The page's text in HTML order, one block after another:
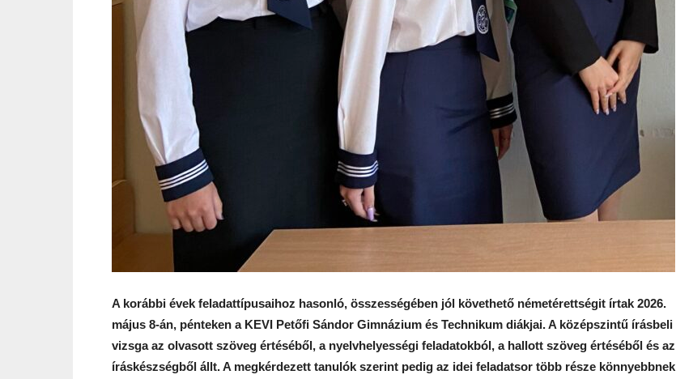
A korábbi évek feladattípusaihoz hasonló, összességében jól követhető németérettségit írtak 2026.
május 8-án, pénteken a KEVI Petőfi Sándor Gimnázium és Technikum diákjai. A középszintű írásbeli
vizsga az olvasott szöveg értéséből, a nyelvhelyességi feladatokból, a hallott szöveg értéséből és az
íráskészségből állt. A megkérdezett tanulók szerint pedig az idei feladatsor több része könnyebbnek